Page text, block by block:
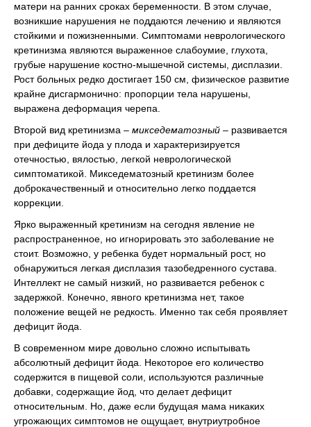
матери на ранних сроках беременности. В этом случае,
возникшие нарушения не поддаются лечению и являются
стойкими и пожизненными. Симптомами неврологического
кретинизма являются выраженное слабоумие, глухота,
грубые нарушение костно-мышечной системы, дисплазии.
Рост больных редко достигает 150 см, физическое развитие
крайне дисгармонично: пропорции тела нарушены,
выражена деформация черепа.
Второй вид кретинизма – микседематозный – развивается
при дефиците йода у плода и характеризируется
отечностью, вялостью, легкой неврологической
симптоматикой. Микседематозный кретинизм более
доброкачественный и относительно легко поддается
коррекции.
Ярко выраженный кретинизм на сегодня явление не
распространенное, но игнорировать это заболевание не
стоит. Возможно, у ребенка будет нормальный рост, но
обнаружиться легкая дисплазия тазобедренного сустава.
Интеллект не самый низкий, но развивается ребенок с
задержкой. Конечно, явного кретинизма нет, такое
положение вещей не редкость. Именно так себя проявляет
дефицит йода.
В современном мире довольно сложно испытывать
абсолютный дефицит йода. Некоторое его количество
содержится в пищевой соли, используются различные
добавки, содержащие йод, что делает дефицит
относительным. Но, даже если будущая мама никаких
угрожающих симптомов не ощущает, внутриутробное